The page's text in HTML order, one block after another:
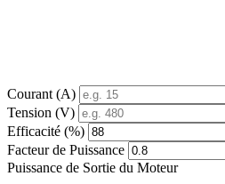
Courant (A)
Tension (V)
Efficacité (%)
Facteur de Puissance
Puissance de Sortie du Moteur